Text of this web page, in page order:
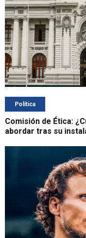
Política
Comisión de Ética:
abordar tras su